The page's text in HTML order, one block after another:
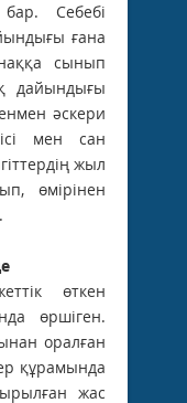
бар. Себебі
ғана
сынып
дайындығы
әскери
мен сан
жыл
өмірінен
өткен
өршіген.
оралған
құрамында
жас